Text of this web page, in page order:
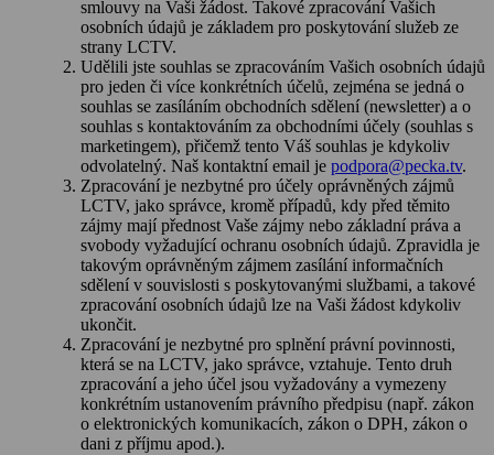
smlouvy na Vaši žádost. Takové zpracování Vašich
osobních údajů je základem pro poskytování služeb ze
strany LCTV.
Udělili jste souhlas se zpracováním Vašich osobních údajů
pro jeden či více konkrétních účelů, zejména se jedná o
souhlas se zasíláním obchodních sdělení (newsletter) a o
souhlas s kontaktováním za obchodními účely (souhlas s
marketingem), přičemž tento Váš souhlas je kdykoliv
odvolatelný. Naš kontaktní email je podpora@pecka.tv.
Zpracování je nezbytné pro účely oprávněných zájmů
LCTV, jako správce, kromě případů, kdy před těmito
zájmy mají přednost Vaše zájmy nebo základní práva a
svobody vyžadující ochranu osobních údajů. Zpravidla je
takovým oprávněným zájmem zasílání informačních
sdělení v souvislosti s poskytovanými službami, a takové
zpracování osobních údajů lze na Vaši žádost kdykoliv
ukončit.
Zpracování je nezbytné pro splnění právní povinnosti,
která se na LCTV, jako správce, vztahuje. Tento druh
zpracování a jeho účel jsou vyžadovány a vymezeny
konkrétním ustanovením právního předpisu (např. zákon
o elektronických komunikacích, zákon o DPH, zákon o
dani z příjmu apod.).